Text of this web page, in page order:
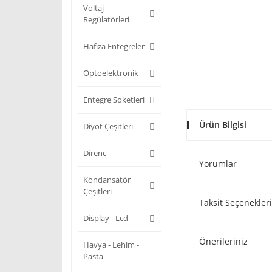
Voltaj
Regülatörleri
Hafıza Entegreler
Optoelektronik
Entegre Soketleri
Diyot Çeşitleri
Direnc
Kondansatör
Çeşitleri
Display - Lcd
Havya - Lehim -
Pasta
Ürün Bilgisi
Yorumlar
Taksit Seçenekleri
Önerileriniz